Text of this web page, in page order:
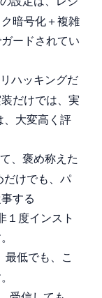
暗号化＋複雑
ードされてい
ハッキングだ
だけでは、実
、大変高く評
、褒め称えた
だけでも、パ
する
１度インスト
最低でも、こ